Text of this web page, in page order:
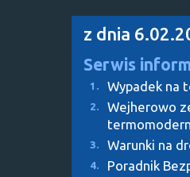
z dnia
Serwis
1. Wypadek na
2.
Wejherowo
3. Warunki na
4. Poradnik